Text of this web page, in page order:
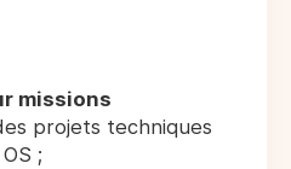
missions
projets techniques
;